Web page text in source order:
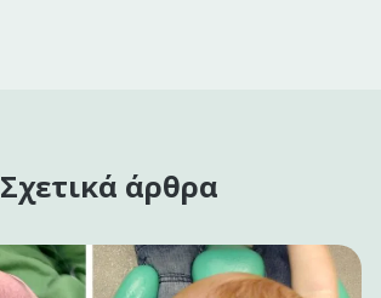
Σχετικά άρθρα